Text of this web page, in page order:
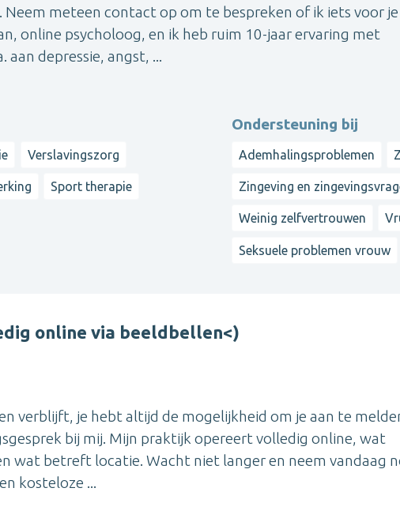
meteen contact op om te bespreken of ik iets voor je
online psycholoog, en ik heb ruim 10-jaar ervaring met
depressie, angst, ...
Verslavingszorg
Sport therapie
Ondersteuning bij
Ademhalingsproblemen
Zingeving en
Weinig zelfvertrouwen
Seksuele problemen vrouw
online via beeldbellen<)
verblijft, je hebt altijd de mogelijkheid om je aan te
bij mij. Mijn praktijk opereert volledig online, wat
wat betreft locatie. Wacht niet langer en neem vandaag
kosteloze ...